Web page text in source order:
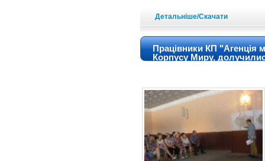
Детальніше/Скачати
Працівники КП "Агенція
Корпусу Миру,